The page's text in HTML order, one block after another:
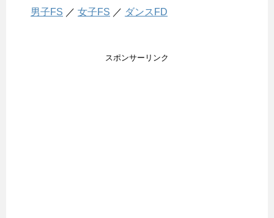
男子FS ／ 女子FS ／ ダンスFD
スポンサーリンク